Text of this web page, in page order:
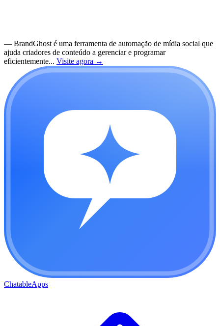
— BrandGhost é uma ferramenta de automação de mídia social que
ajuda criadores de conteúdo a gerenciar e programar
eficientemente... Visite agora →
ChatableApps